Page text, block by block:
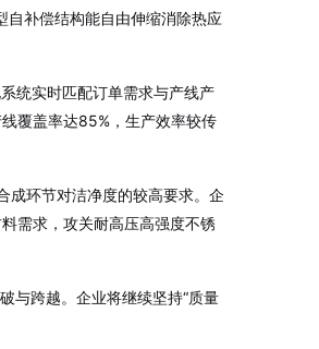
补偿结构能自由伸缩消除热应
统实时匹配订单需求与产线产
覆盖率达85%，生产效率较传
成环节对洁净度的较高要求。企
需求，攻关耐高压高强度不锈
与跨越。企业将继续坚持“质量